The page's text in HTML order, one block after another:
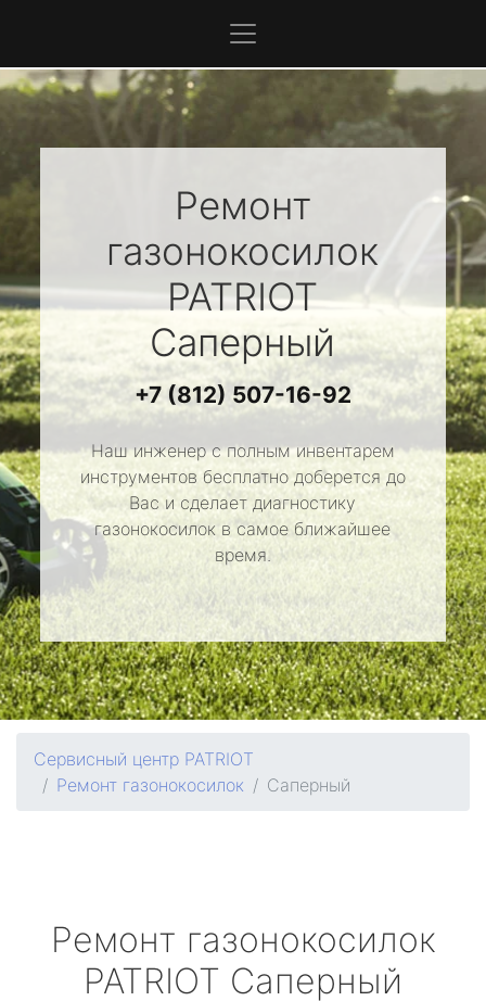
Ремонт
газонокосилок
PATRIOT
Саперный
+7 (812) 507-16-92
Наш инженер с полным инвентарем
инструментов бесплатно доберется до
Вас и сделает диагностику
газонокосилок в самое ближайшее
время.
Сервисный центр PATRIOT
Ремонт газонокосилок
Саперный
Ремонт газонокосилок
PATRIOT Саперный